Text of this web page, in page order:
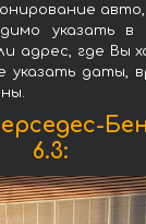
указать
адрес, где Вы
указать даты,
6.3: